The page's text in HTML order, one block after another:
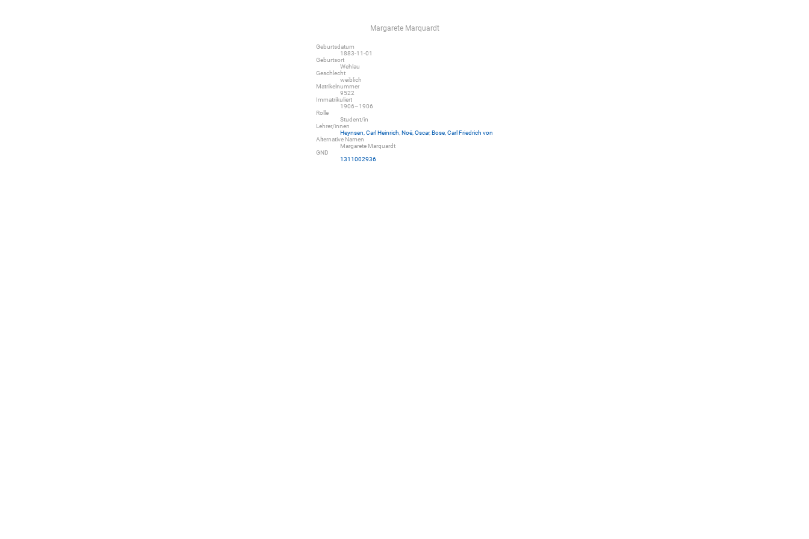
Margarete Marquardt
Geburtsdatum
1883-11-01
Geburtsort
Wehlau
Geschlecht
weiblich
Matrikelnummer
9522
Immatrikuliert
1906–1906
Rolle
Student/in
Lehrer/innen
Heynsen, Carl Heinrich Noë, Oscar,Bose, Carl Friedrich von
Alternative Namen
Margarete Marquardt
GND
1311002936